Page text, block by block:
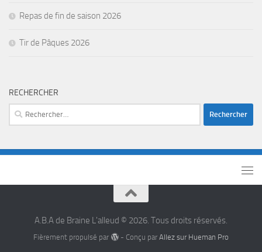
Repas de fin de saison 2026
Tir de Pâques 2026
RECHERCHER
A.B.A de Braine L'alleud © 2026. Tous droits réservés.
Fièrement propulsé par - Conçu par Allez sur Hueman Pro